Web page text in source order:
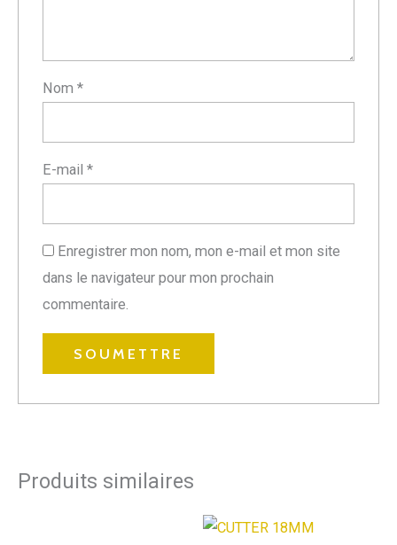
Nom*
E-mail*
Enregistrer mon nom, mon e-mail et mon site
dans le navigateur pour mon prochain
commentaire.
Produits similaires